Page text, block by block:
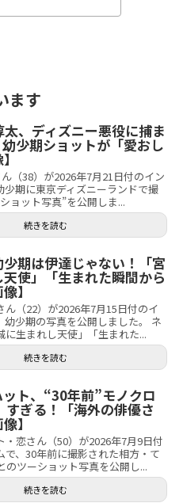
ます
、ディズニー悪役に捕ま
少期ショットが「愛おし
ん（38）が2026年7月21日付のイン
少期に東京ディズニーランドで撮
ョット写真”を公開しま...
続きを読む
期は伊達じゃない！「宮
使」「生まれた瞬間から
】
ん（22）が2026年7月15日付のイ
幼少期の写真を公開しました。 ネ
に生まれし天使」「生まれた...
続きを読む
ト、“30年前”モノクロ
すぎる！「海外の俳優さ
】
・恋さん（50）が2026年7月9日付
で、30年前に撮影された相方・て
のツーショット写真を公開し...
続きを読む